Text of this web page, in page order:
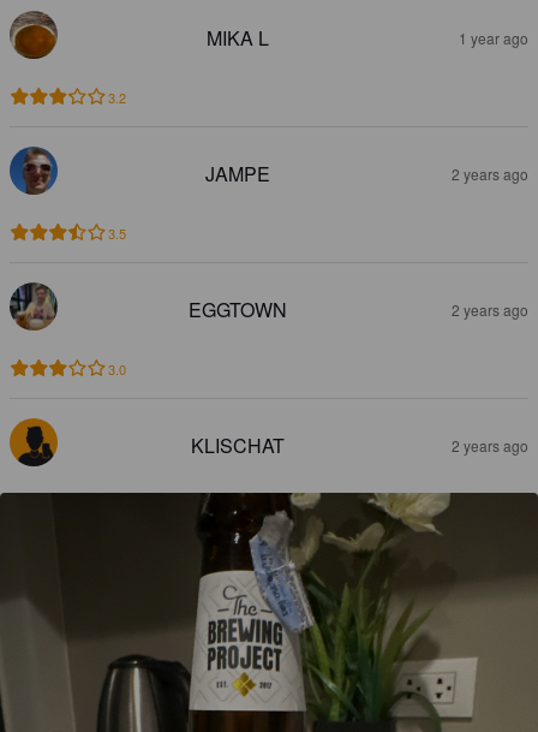
MIKA L 1 year ago
3.2
JAMPE 2 years ago
3.5
EGGTOWN 2 years ago
3.0
KLISCHAT 2 years ago